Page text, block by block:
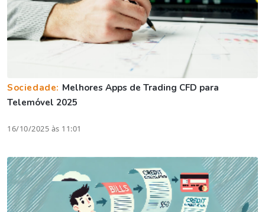
Sociedade: Melhores Apps de Trading CFD para
Telemóvel 2025
16/10/2025 às 11:01